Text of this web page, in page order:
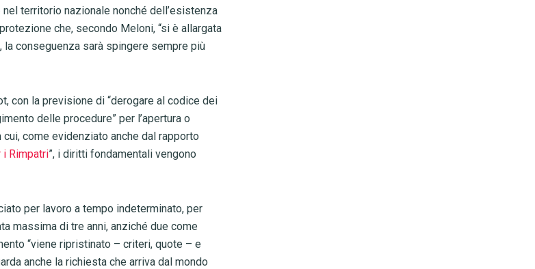
territorio nazionale nonché dell’esistenza
che, secondo Meloni, “si è allargata
, la conseguenza sarà spingere sempre più
con la previsione di “derogare al codice dei
delle procedure” per l’apertura o
come evidenziato anche dal rapporto
i Rimpatri”, i diritti fondamentali vengono
per lavoro a tempo indeterminato, per
massima di tre anni, anziché due come
“viene ripristinato – criteri, quote – e
anche la richiesta che arriva dal mondo